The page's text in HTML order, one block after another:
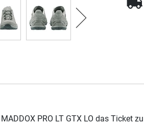
PRO LT GTX LO das Ticket